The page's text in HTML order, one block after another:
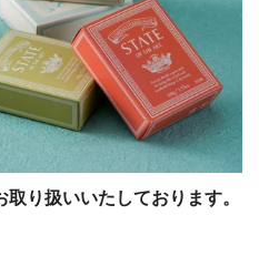
取り扱いいたしております。